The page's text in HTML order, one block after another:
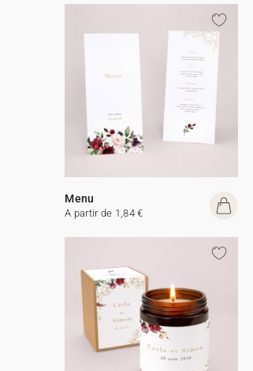
Menu
A partir de 1,84 €